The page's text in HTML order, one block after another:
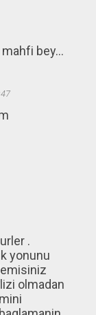
bey...
.
yonunu
olmadan